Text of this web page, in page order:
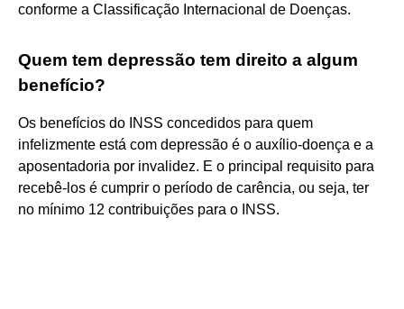
conforme a Classificação Internacional de Doenças.
Quem tem depressão tem direito a algum
benefício?
Os benefícios do INSS concedidos para quem
infelizmente está com depressão é o auxílio-doença e a
aposentadoria por invalidez. E o principal requisito para
recebê-los é cumprir o período de carência, ou seja, ter
no mínimo 12 contribuições para o INSS.